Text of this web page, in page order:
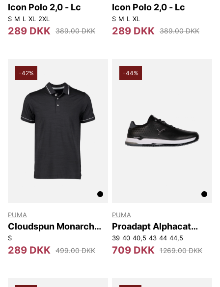
Icon Polo 2,0 - Lc
S M L XL 2XL
289 DKK 389.00 DKK
Icon Polo 2,0 - Lc
S M L XL
289 DKK 389.00 DKK
-42%
PUMA
Cloudspun Monarch
Polo
S
289 DKK 499.00 DKK
-44%
PUMA
Proadapt Alphacat
Leather
39 40 40,5 43 44 44,5
709 DKK 1269.00 DKK